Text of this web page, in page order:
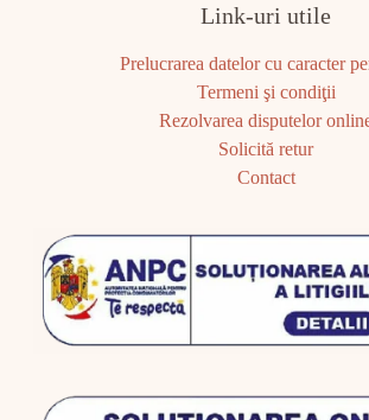
Link-uri utile
Prelucrarea datelor cu caracter
Termeni şi condiţii
Rezolvarea disputelor
Solicită retur
Contact